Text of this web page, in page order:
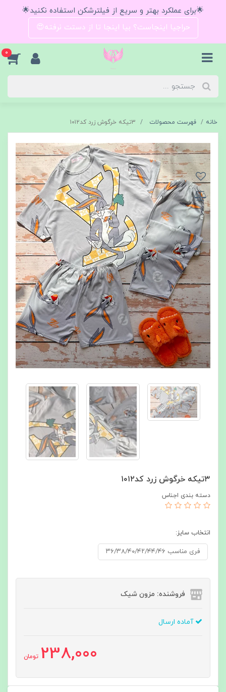
🌟برای عملکرد بهتر و سریع از فیلترشکن استفاده نکنید🌟
حراجیا اینجاست؟ بیا اینجا تا از دستت نرفته😍
0
خانه فهرست محصولات ۳تیکه خرگوش زرد کد۱۰۱۲
۳تیکه خرگوش زرد کد۱۰۱۲
دسته بندی اجناس
انتخاب سایز:
فری مناسب ۳۶/۳۸/۴۰/۴۲/۴۴/۴۶
فروشنده: مزون شیک
آماده ارسال
238,000 تومان